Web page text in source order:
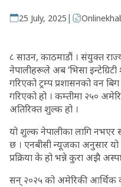
25 July, 2025 |
८ साउन, काठमाडौं । संयुक्त
नेपालीहरूले अब ‘भिसा
गरिएको ट्रम्प प्रशासनको वन
गरिएको हो । कम्तीमा २५०
अतिरिक्त शुल्क हो ।
यो शुल्क नेपालीका लागि
छ । एनबीसी न्यूजका अनुसार
प्रक्रिया के हो भन्ने कुरा अझै
सन् २०२५ को अमेरिकी आर्थिक